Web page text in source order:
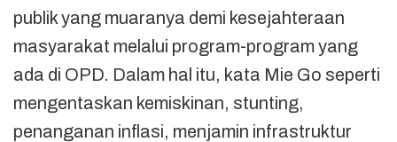
publik yang muaranya demi kesejahteraan
masyarakat melalui program-program yang
ada di OPD. Dalam hal itu, kata Mie Go seperti
mengentaskan kemiskinan, stunting,
penanganan inflasi, menjamin infrastruktur